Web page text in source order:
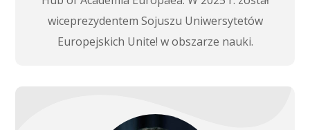
wiceprezydentem Sojuszu Uniwersytetów
Europejskich Unite! w obszarze nauki.